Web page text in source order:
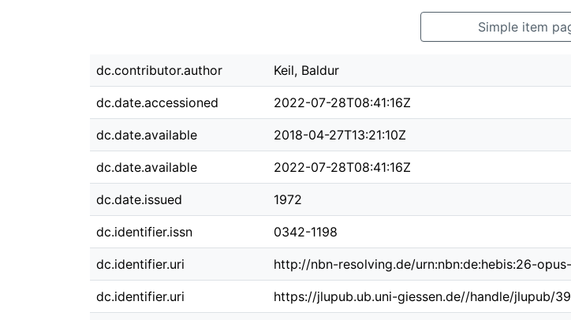
Simple item
dc.contributor.author Keil, Baldur
dc.date.accessioned 2022-07-28T08:41:16Z
dc.date.available 2018-04-27T13:21:10Z
dc.date.available 2022-07-28T08:41:16Z
dc.date.issued 1972
dc.identifier.issn 0342-1198
dc.identifier.uri http://nbn-resolving.de/urn:nbn:de:hebis:26-
dc.identifier.uri https://jlupub.ub.uni-giessen.de//handle/jlupub/